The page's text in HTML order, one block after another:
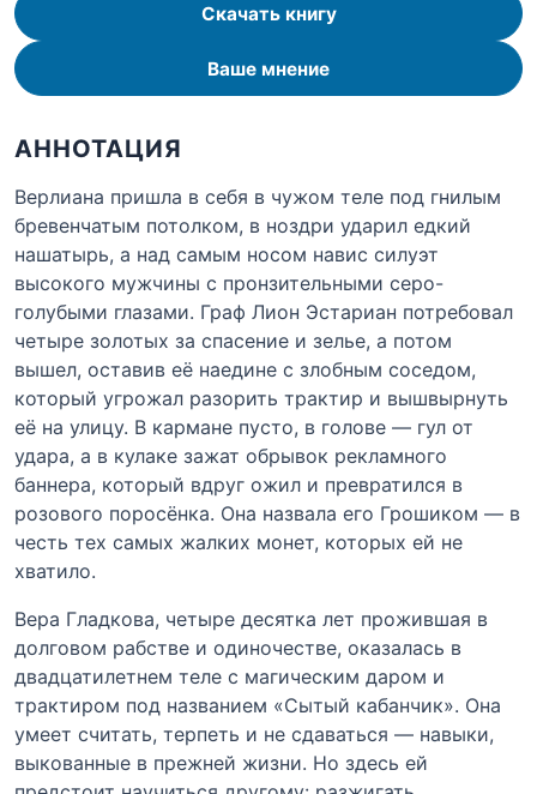
Скачать книгу
Ваше мнение
АННОТАЦИЯ
Верлиана пришла в себя в чужом теле под гнилым
бревенчатым потолком, в ноздри ударил едкий
нашатырь, а над самым носом навис силуэт
высокого мужчины с пронзительными серо-
голубыми глазами. Граф Лион Эстариан потребовал
четыре золотых за спасение и зелье, а потом
вышел, оставив её наедине с злобным соседом,
который угрожал разорить трактир и вышвырнуть
её на улицу. В кармане пусто, в голове — гул от
удара, а в кулаке зажат обрывок рекламного
баннера, который вдруг ожил и превратился в
розового поросёнка. Она назвала его Грошиком — в
честь тех самых жалких монет, которых ей не
хватило.
Вера Гладкова, четыре десятка лет прожившая в
долговом рабстве и одиночестве, оказалась в
двадцатилетнем теле с магическим даром и
трактиром под названием «Сытый кабанчик». Она
умеет считать, терпеть и не сдаваться — навыки,
выкованные в прежней жизни. Но здесь ей